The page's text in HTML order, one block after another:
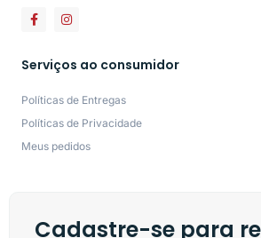
Serviços ao consumidor
Políticas de Entregas
Políticas de Privacidade
Meus pedidos
Cadastre-se para